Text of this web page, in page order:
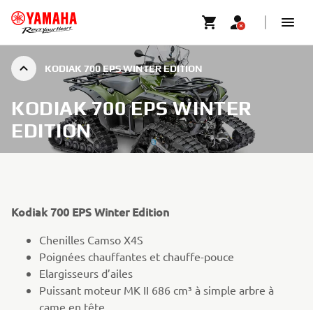
KODIAK 700 EPS WINTER EDITION
KODIAK 700 EPS WINTER
EDITION
Kodiak 700 EPS Winter Edition
Chenilles Camso X4S
Poignées chauffantes et chauffe-pouce
Elargisseurs d’ailes
Puissant moteur MK II 686 cm³ à simple arbre à
came en tête